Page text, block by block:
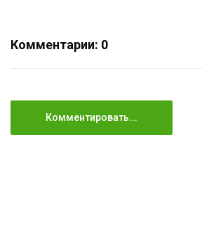
Комментарии: 0
Комментировать...